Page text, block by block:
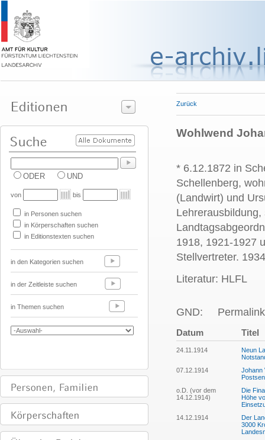
ODER UND
von bis
in Personen suchen
in Körperschaften suchen
in Editionstexten suchen
in den Kategorien suchen
in der Zeitleiste suchen
in Themen suchen
Zurück
Wohlwend
* 6.12.1872 in
Schellenberg,
(Landwirt) und
1918, 1921-1927
Stellvertreter.
Literatur: HLFL
GND:
Datum Titel
24.11.1914
Neun
07.12.1914
Johann
o.D. (vor dem
14.12.1914)
Die
Höhe
14.12.1914
Der
3000